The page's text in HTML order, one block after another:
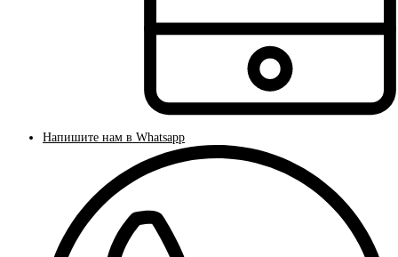
Напишите нам в Whatsapp